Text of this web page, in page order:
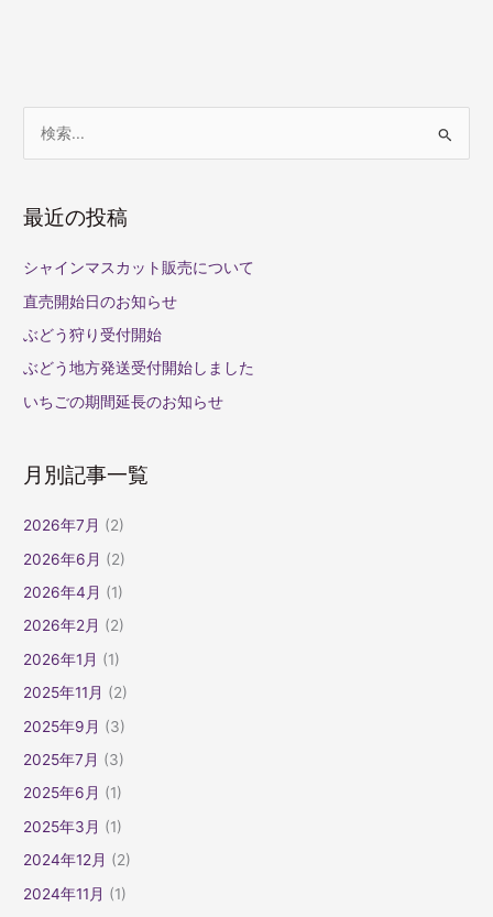
象
最近の投稿
シャインマスカット販売について
直売開始日のお知らせ
ぶどう狩り受付開始
ぶどう地方発送受付開始しました
いちごの期間延長のお知らせ
月別記事一覧
2026年7月 (2)
2026年6月 (2)
2026年4月 (1)
2026年2月 (2)
2026年1月 (1)
2025年11月 (2)
2025年9月 (3)
2025年7月 (3)
2025年6月 (1)
2025年3月 (1)
2024年12月 (2)
2024年11月 (1)